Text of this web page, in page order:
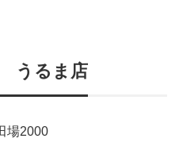
うるま店
場2000